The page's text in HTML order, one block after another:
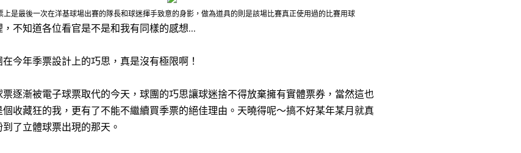
上是最後一次在洋基球場出賽的隊長和球迷揮手致意的身影，做為道具的則是該場比賽真正使用過的比賽用球
，不知道各位看官是不是和我有同樣的感想...
今年季票設計上的巧思，真是沒有極限啊！
票逐漸被電子球票取代的今天，球團的巧思讓球迷捨不得放棄擁有實體票券，當然這也
個收藏狂的我，更有了不能不繼續買季票的絕佳理由。天曉得呢～搞不好某年某月就真
了立體球票出現的那天。